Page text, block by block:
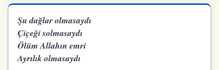
Şu dağlar olmasaydı
Çiçeği solmasaydı
Ölüm Allahın emri
Ayrılık olmasaydı